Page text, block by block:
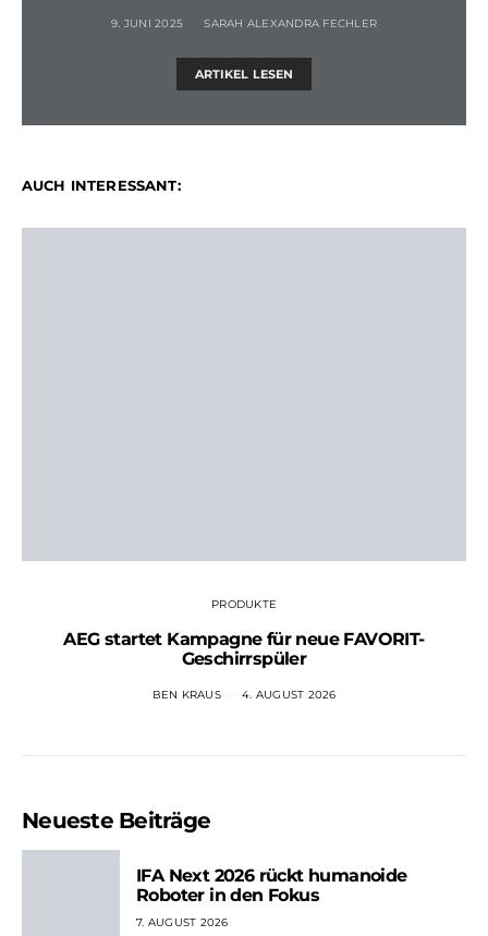
9. JUNI 2025 SARAH ALEXANDRA FECHLER
ARTIKEL LESEN
AUCH INTERESSANT:
PRODUKTE
AEG startet Kampagne für neue FAVORIT-
Geschirrspüler
BEN KRAUS 4. AUGUST 2026
Neueste Beiträge
IFA Next 2026 rückt humanoide
Roboter in den Fokus
7. AUGUST 2026